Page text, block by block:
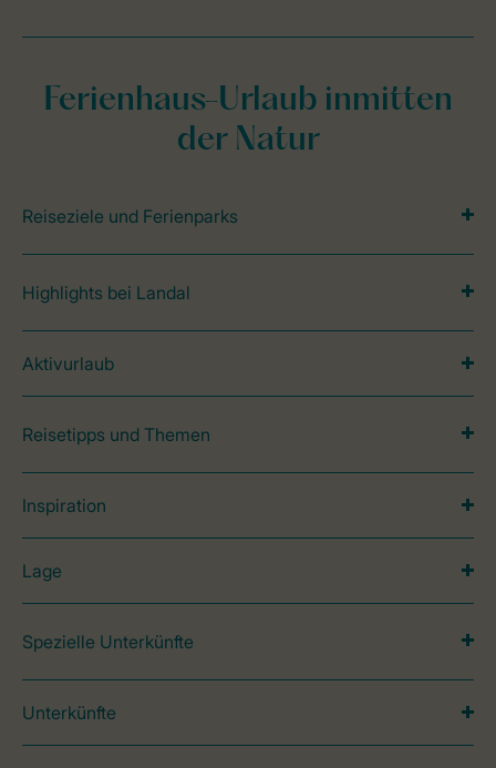
Ferienhaus-Urlaub inmitten
der Natur
Reiseziele und Ferienparks
Highlights bei Landal
Aktivurlaub
Reisetipps und Themen
Inspiration
Lage
Spezielle Unterkünfte
Unterkünfte